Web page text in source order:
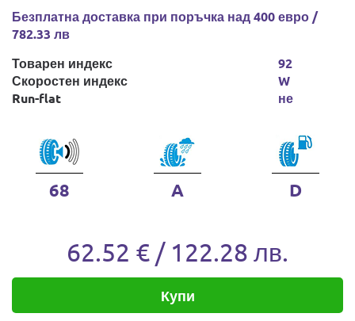
Безплатна доставка при поръчка над 400 евро /
782.33 лв
Товарен индекс
Скоростен индекс
Run-flat
92
W
не
68 A D
62.52 € / 122.28 лв.
Купи